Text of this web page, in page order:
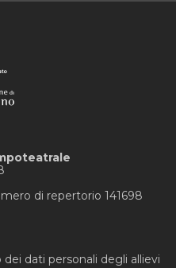
di repertorio 141698
dati personali degli allievi